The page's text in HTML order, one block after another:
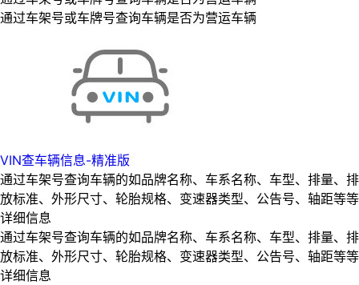
通过车架号或车牌号查询车辆是否为营运车辆
VIN查车辆信息-精准版
通过车架号查询车辆的如品牌名称、车系名称、车型、排量、排
放标准、外形尺寸、轮胎规格、变速器类型、公告号、轴距等等
详细信息
通过车架号查询车辆的如品牌名称、车系名称、车型、排量、排
放标准、外形尺寸、轮胎规格、变速器类型、公告号、轴距等等
详细信息